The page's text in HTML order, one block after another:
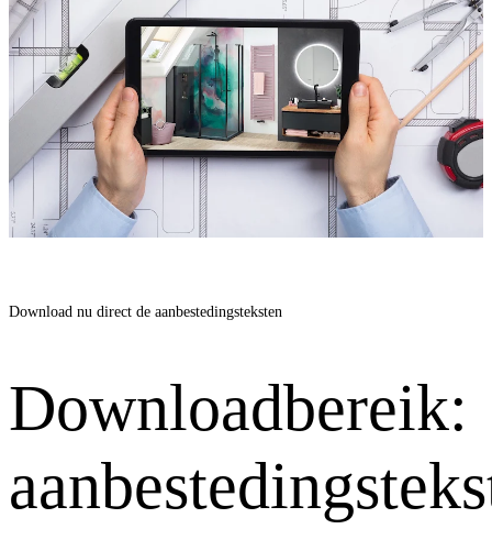
Download nu direct de aanbestedingsteksten
Downloadbereik: